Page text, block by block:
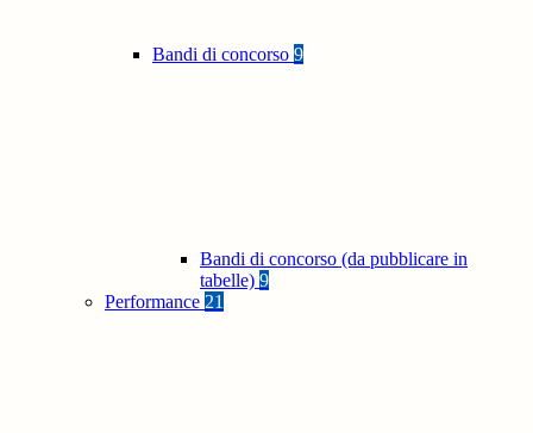
Bandi di concorso 9
Bandi di concorso (da pubblicare in
tabelle) 9
Performance 21